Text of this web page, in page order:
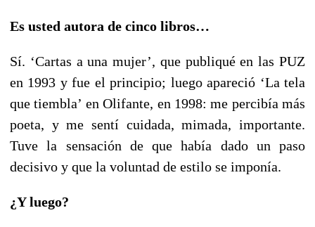
Es usted autora de cinco libros…
Sí. ‘Cartas a una mujer’, que publiqué en las PUZ
en 1993 y fue el principio; luego apareció ‘La tela
que tiembla’ en Olifante, en 1998: me percibía más
poeta, y me sentí cuidada, mimada, importante.
Tuve la sensación de que había dado un paso
decisivo y que la voluntad de estilo se imponía.
¿Y luego?